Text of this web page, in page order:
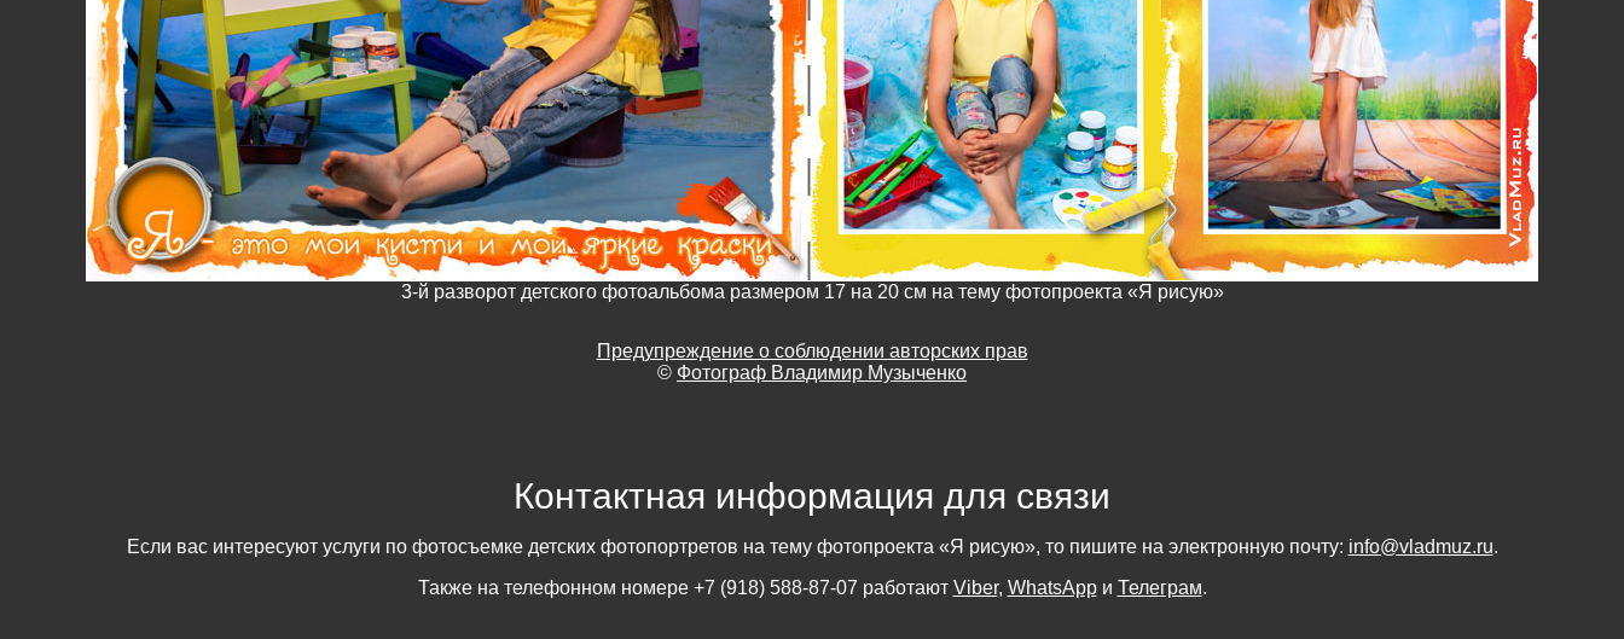
3-й разворот детского фотоальбома размером 17 на 20 см на тему фотопроекта «Я рисую»
Предупреждение о соблюдении авторских прав
© Фотограф Владимир Музыченко
Контактная информация для связи
Если вас интересуют услуги по фотосъемке детских фотопортретов на тему фотопроекта «Я рисую», то пишите на электронную почту: info@vladmuz.ru.
Также на телефонном номере +7 (918) 588-87-07 работают Viber, WhatsAppи Телеграм.